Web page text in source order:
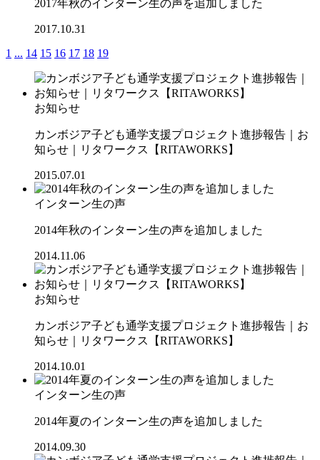
2017年秋のインターン生の声を追加しました
2017.10.31
1 ... 14 15 16 17 18 19
お知らせ
カンボジア子ども通学支援プロジェクト進捗報告｜お
知らせ｜リタワークス【RITAWORKS】
2015.07.01
インターン生の声
2014年秋のインターン生の声を追加しました
2014.11.06
お知らせ
カンボジア子ども通学支援プロジェクト進捗報告｜お
知らせ｜リタワークス【RITAWORKS】
2014.10.01
インターン生の声
2014年夏のインターン生の声を追加しました
2014.09.30